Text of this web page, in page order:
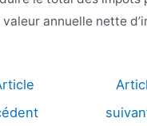
annuelle nette